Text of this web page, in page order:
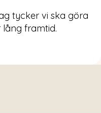
tycker vi ska göra
framtid.